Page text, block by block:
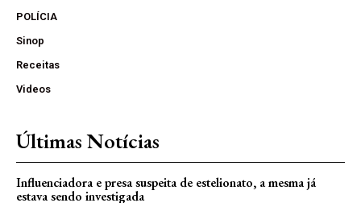
POLÍCIA
Sinop
Receitas
Videos
Últimas Notícias
Influenciadora e presa suspeita de estelionato, a mesma já
estava sendo investigada